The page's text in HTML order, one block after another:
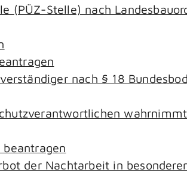
(PÜZ-Stelle) nach
nach § 18
wahrnimmt
beantragen
der Nachtarbeit in